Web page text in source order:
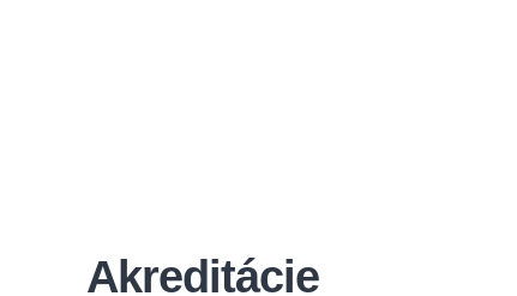
Akreditácie